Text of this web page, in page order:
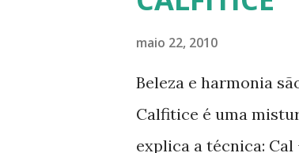
maio 22, 2010
Beleza e harmonia
Calfitice é uma
explica a técnica: Cal